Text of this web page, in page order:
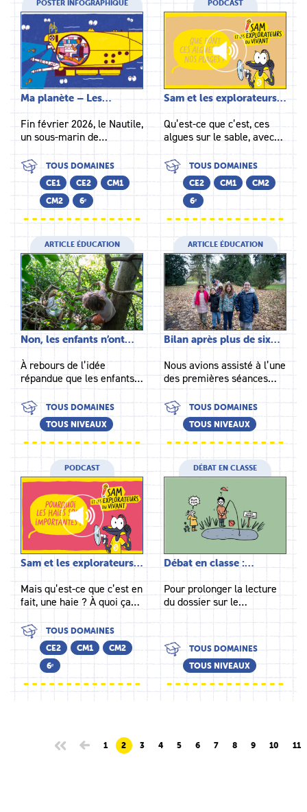
POSTER INFOGRAPHIQUE
Ma planète – Les…
Fin février 2026, le Nautile,
un sous-marin de…
TOUS DOMAINES
CE1
CE2
CM1
CM2
6ᵉ
PODCAST
Sam et les explorateurs…
Qu’est-ce que c’est, ces
algues sur le sable, avec…
TOUS DOMAINES
CE2
CM1
CM2
6ᵉ
ARTICLE ÉDUCATION
Non, les enfants n’ont…
À rebours de l’idée
répandue que les enfants…
TOUS DOMAINES
TOUS NIVEAUX
ARTICLE ÉDUCATION
Bilan après plus de six…
Nous avions assisté à l’une
des premières séances…
TOUS DOMAINES
TOUS NIVEAUX
PODCAST
Sam et les explorateurs…
Mais qu’est-ce que c’est en
fait, une haie ? À quoi ça…
TOUS DOMAINES
CE2
CM1
CM2
6ᵉ
DÉBAT EN CLASSE
Débat en classe :…
Pour prolonger la lecture
du dossier sur le…
TOUS DOMAINES
TOUS NIVEAUX
1 2 3 4 5 6 7 8 9 10 11